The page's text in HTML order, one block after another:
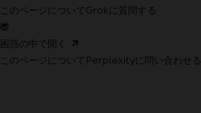
このページについてGrokに質問する
困惑の中で開く
このページについてPerplexityに問い合わせる